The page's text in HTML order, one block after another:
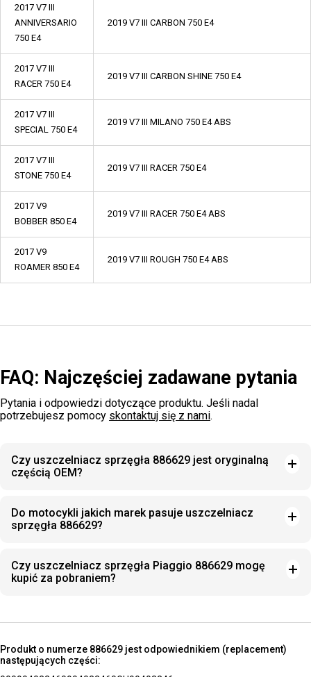
2017 V7 III
ANNIVERSARIO
750 E4
2019 V7 III CARBON 750 E4
2017 V7 III
RACER 750 E4
2019 V7 III CARBON SHINE 750 E4
2017 V7 III
SPECIAL 750 E4
2019 V7 III MILANO 750 E4 ABS
2017 V7 III
STONE 750 E4
2019 V7 III RACER 750 E4
2017 V9
BOBBER 850 E4
2019 V7 III RACER 750 E4 ABS
2017 V9
ROAMER 850 E4
2019 V7 III ROUGH 750 E4 ABS
FAQ: Najczęściej zadawane pytania
Pytania i odpowiedzi dotyczące produktu. Jeśli nadal
potrzebujesz pomocy skontaktuj się z nami.
Czy uszczelniacz sprzęgła 886629 jest oryginalną
częścią OEM?
Do motocykli jakich marek pasuje uszczelniacz
sprzęgła 886629?
Czy uszczelniacz sprzęgła Piaggio 886629 mogę
kupić za pobraniem?
Produkt o numerze 886629 jest odpowiednikiem (replacement)
następujących części: